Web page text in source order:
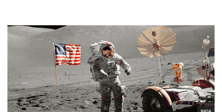
NASA